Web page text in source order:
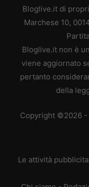
Bloglive.it di
Marchese 10,
Bloglive.it non è
viene aggiornato
pertanto
della
Copyright ©2026
Le attività